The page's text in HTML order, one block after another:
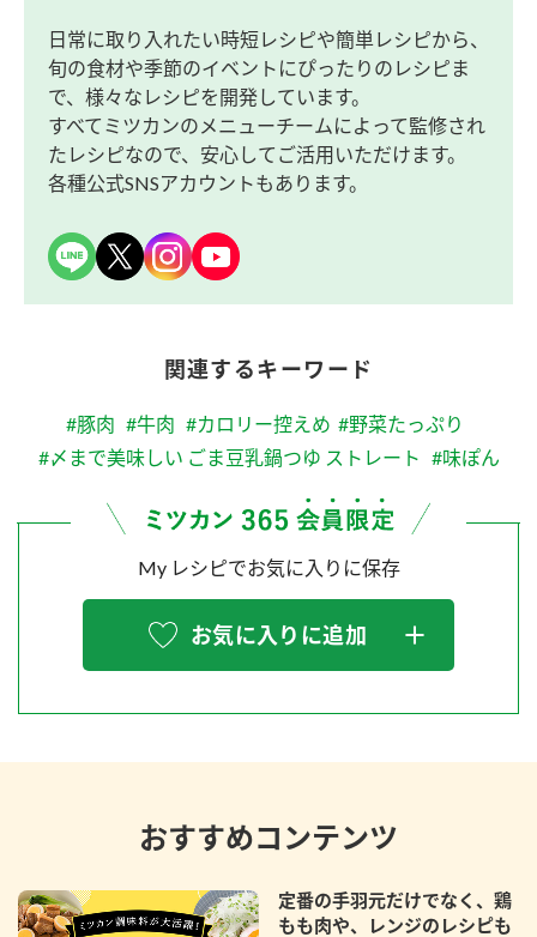
日常に取り入れたい時短レシピや簡単レシピから、
旬の食材や季節のイベントにぴったりのレシピま
で、様々なレシピを開発しています。
すべてミツカンのメニューチームによって監修され
たレシピなので、安心してご活用いただけます。
各種公式SNSアカウントもあります。
関連するキーワード
#豚肉 #牛肉 #カロリー控えめ #野菜たっぷり
#〆まで美味しい ごま豆乳鍋つゆ ストレート #味ぽん
My レシピでお気に入りに保存
お気に入りに追加
おすすめコンテンツ
定番の手羽元だけでなく、鶏
もも肉や、レンジのレシピも